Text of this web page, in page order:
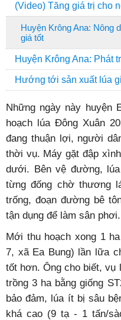
(Video) Tăng giá trị cho
Huyện Krông Ana: Nông
giá tốt
Huyện Krông Ana: Phát
Hướng tới sản xuất lúa
Những ngày này huyện
hoạch lúa Đông Xuân
đang thuận lợi, người
thời vụ. Máy gặt đập
dưới. Bên vệ đường,
từng đống chờ thương
trống, đoạn đường bê
tận dụng để làm sân phơi.
Mới thu hoạch xong 1
7, xã Ea Bung) lần lữa
tốt hơn. Ông cho biết, vụ
trồng 3 ha bằng giống
bảo đảm, lúa ít bị sâu
khá cao (9 tạ - 1 tấn/